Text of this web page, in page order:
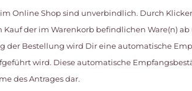
im Online Shop sind unverbindlich. Durch
Kauf der im Warenkorb befindlichen Ware(n)
der Bestellung wird Dir eine automatische
wird. Diese automatische
des Antrages dar.